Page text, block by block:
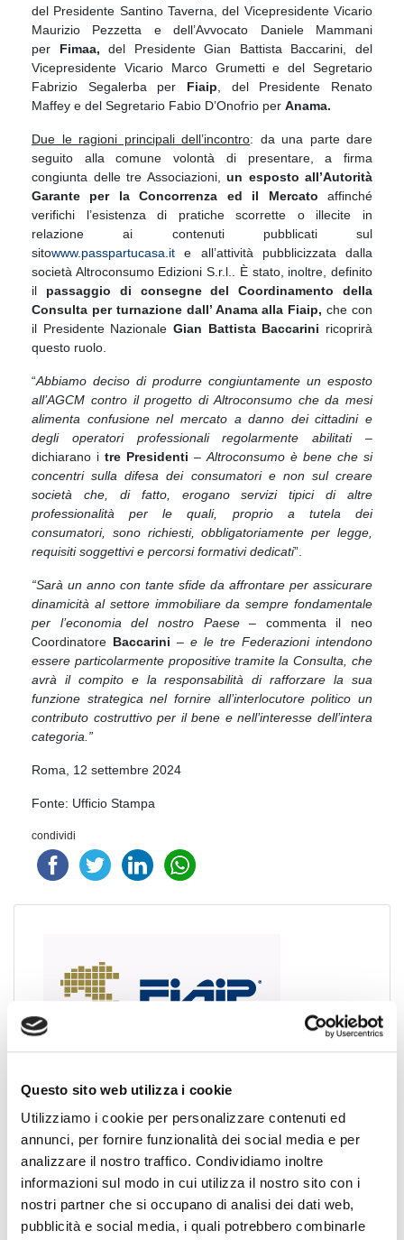
Questo sito web utilizza i cookie
Utilizziamo i cookie per personalizzare contenuti ed
annunci, per fornire funzionalità dei social media e per
analizzare il nostro traffico. Condividiamo inoltre
informazioni sul modo in cui utilizza il nostro sito con i
nostri partner che si occupano di analisi dei dati web,
pubblicità e social media, i quali potrebbero combinarle
del Presidente Santino Taverna, del Vicepresidente Vicario
Maurizio Pezzetta e dell’Avvocato Daniele Mammani
per Fimaa, del Presidente Gian Battista Baccarini, del
Vicepresidente Vicario Marco Grumetti e del Segretario
Fabrizio Segalerba per Fiaip , del Presidente Renato
Maffey e del Segretario Fabio D’Onofrio per Anama.
Due le ragioni principali dell’incontro: da una parte dare
seguito alla comune volontà di presentare, a firma
congiunta delle tre Associazioni, un esposto all’Autorità
Garante per la Concorrenza ed il Mercato affinché
verifichi l’esistenza di pratiche scorrette o illecite in
relazione ai contenuti pubblicati sul
sitowww.passpartucasa.ite all’attività pubblicizzata dalla
società Altroconsumo Edizioni S.r.l.. È stato, inoltre, definito
il passaggio di consegnedel Coordinamento della
Consulta per turnazione dall’ Anama alla Fiaip,che con
il Presidente Nazionale Gian Battista Baccarini ricoprirà
questo ruolo.
“Abbiamo deciso di produrre congiuntamente un esposto
all’AGCM contro il progetto di Altroconsumo che da mesi
alimenta confusione nel mercato a danno dei cittadini e
degli operatori professionali regolarmente abilitati–
dichiarano i tre Presidenti – Altroconsumo è bene che si
concentri sulla difesa dei consumatori e non sul creare
società che, di fatto, erogano servizi tipici di altre
professionalità per le quali, proprio a tutela dei
consumatori, sono richiesti, obbligatoriamente per legge,
requisiti soggettivi e percorsi formativi dedicati”.
“Sarà un anno con tante sfide da affrontare per assicurare
dinamicità al settore immobiliare da sempre fondamentale
per l’economia del nostro Paese– commenta il neo
Coordinatore Baccarini – e le tre Federazioni intendono
essere particolarmente propositive tramite la Consulta, che
avrà il compito e la responsabilità di rafforzare la sua
funzione strategica nel fornire all’interlocutore politico un
contributo costruttivo per il bene e nell’interesse dell’intera
categoria.”
Roma, 12 settembre 2024
Fonte: Ufficio Stampa
condividi
UFFICIO
Vincenzo Campo - Capo Ufficio Stampa, PR e Media
Relations Manager.
Via Sardegna 50 - 00187 ROMA
Telefono: (+39) 06.45.23.18.25